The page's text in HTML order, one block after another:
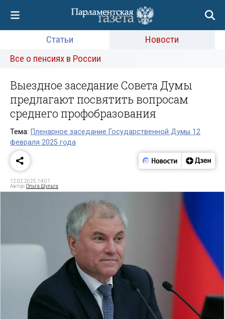
Статьи
Новости
Все о пенсиях в России
Выездное заседание Совета Думы
предлагают посвятить вопросам
среднего профобразования
Тема: Пленарное заседание Государственной Думы 12
февраля 2025 года
12.02.2025 14:01
Автор:Ольга Шульга